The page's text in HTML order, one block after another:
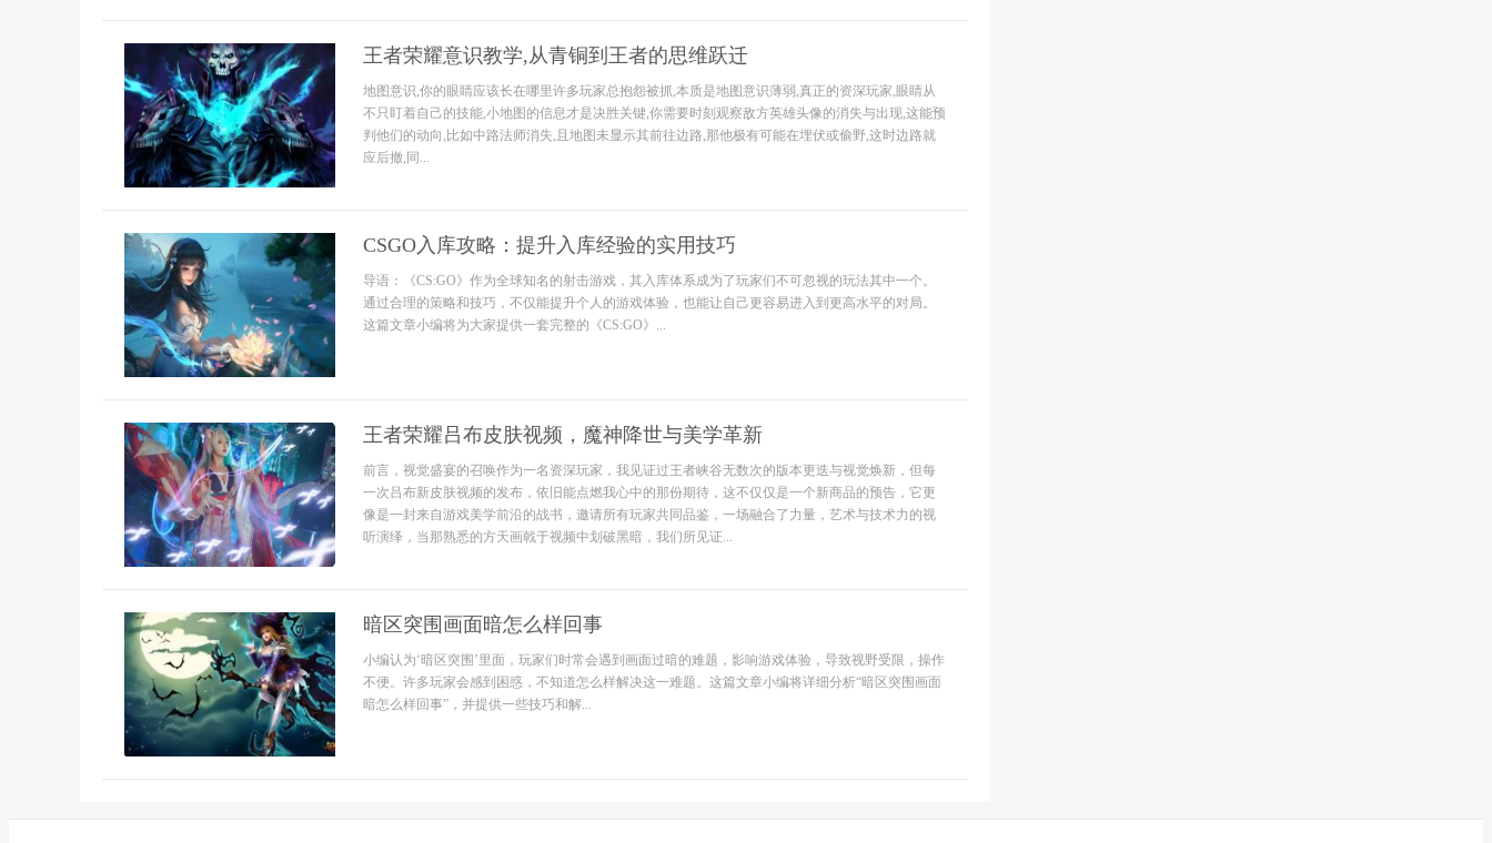
王者荣耀意识教学,从青铜到王者的思维跃迁
地图意识,你的眼睛应该长在哪里许多玩家总抱怨被抓,本质是地图意识薄弱,真正的资深玩家,眼睛从
不只盯着自己的技能,小地图的信息才是决胜关键,你需要时刻观察敌方英雄头像的消失与出现,这能预
判他们的动向,比如中路法师消失,且地图未显示其前往边路,那他极有可能在埋伏或偷野,这时边路就
应后撤,同...
CSGO入库攻略：提升入库经验的实用技巧
导语：《CS:GO》作为全球知名的射击游戏，其入库体系成为了玩家们不可忽视的玩法其中一个。
通过合理的策略和技巧，不仅能提升个人的游戏体验，也能让自己更容易进入到更高水平的对局。
这篇文章小编将为大家提供一套完整的《CS:GO》...
王者荣耀吕布皮肤视频，魔神降世与美学革新
前言，视觉盛宴的召唤作为一名资深玩家，我见证过王者峡谷无数次的版本更迭与视觉焕新，但每
一次吕布新皮肤视频的发布，依旧能点燃我心中的那份期待，这不仅仅是一个新商品的预告，它更
像是一封来自游戏美学前沿的战书，邀请所有玩家共同品鉴，一场融合了力量，艺术与技术力的视
听演绎，当那熟悉的方天画戟于视频中划破黑暗，我们所见证...
暗区突围画面暗怎么样回事
小编认为‘暗区突围’里面，玩家们时常会遇到画面过暗的难题，影响游戏体验，导致视野受限，操作
不便。许多玩家会感到困惑，不知道怎么样解决这一难题。这篇文章小编将详细分析“暗区突围画面
暗怎么样回事”，并提供一些技巧和解...